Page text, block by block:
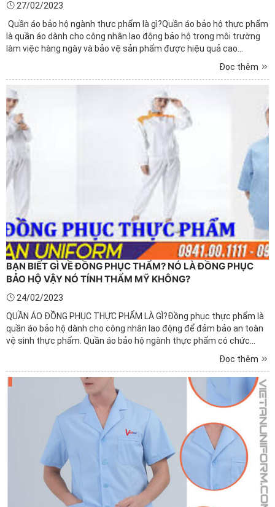
27/02/2023
Quần áo bảo hộ ngành thực phẩm là gì?Quần áo bảo hộ thực phẩm
là quần áo dành cho công nhân lao động bảo hộ trong môi trường
làm việc hàng ngày và bảo vệ sản phẩm được hiệu quả cao
Đọc thêm
BẠN BIẾT GÌ VỀ ĐỒNG PHỤC THẨM? NÓ LÀ ĐỒNG PHỤC
BẢO HỘ VẬY NÓ TÍNH THẨM MỸ KHÔNG?
24/02/2023
QUẦN ÁO ĐỒNG PHỤC THỰC PHẨM LÀ GÌ?Đồng phục thực phẩm là
quần áo bảo hộ dành cho công nhân lao động để đảm bảo an toàn
vệ sinh thực phẩm. Quần áo bảo hộ ngành thực phẩm có chức
trong môi trường làm việc này. Để hiểu rõ hơn về loại quần áo ...
Đọc thêm